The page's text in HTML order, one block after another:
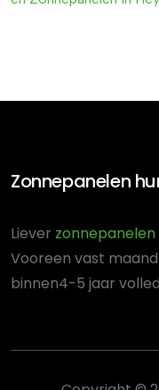
Zonnepanelen
Liever zonnepanelen
Vooreen vast
binnen4-5 jaar